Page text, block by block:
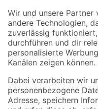
Der toom Newsletter: Keine
Zur Newsletter
Folge uns
Zahlungsarten